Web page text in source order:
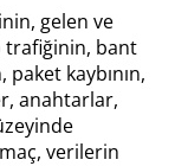
gelen ve
trafiğinin, bant
paket kaybının,
anahtarlar,
verilerin